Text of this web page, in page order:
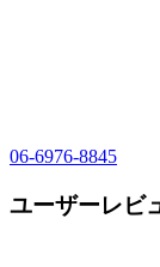
06-6976-8845
ユーザーレビ